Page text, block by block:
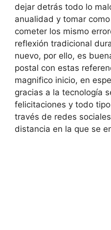
dejar detrás todo lo
anualidad y tomar
cometer los mismo
reflexión tradicional
nuevo, por ello, es
postal con estas
magnifico inicio, en
gracias a la tecnología
felicitaciones y todo
través de redes
distancia en la que se